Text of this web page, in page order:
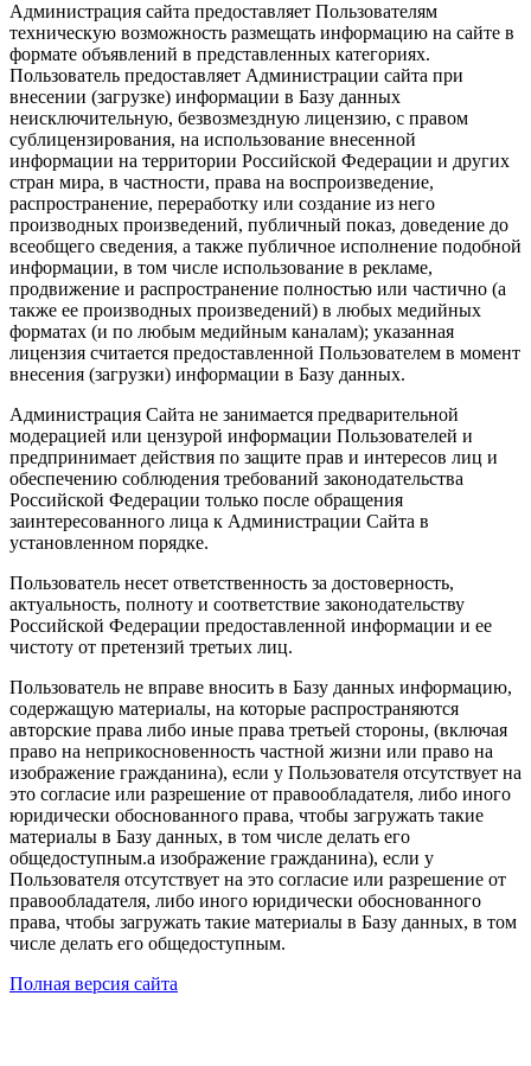
Администрация сайта предоставляет Пользователям
техническую возможность размещать информацию на сайте в
формате объявлений в представленных категориях.
Пользователь предоставляет Администрации сайта при
внесении (загрузке) информации в Базу данных
неисключительную, безвозмездную лицензию, с правом
сублицензирования, на использование внесенной
информации на территории Российской Федерации и других
стран мира, в частности, права на воспроизведение,
распространение, переработку или создание из него
производных произведений, публичный показ, доведение до
всеобщего сведения, а также публичное исполнение подобной
информации, в том числе использование в рекламе,
продвижение и распространение полностью или частично (а
также ее производных произведений) в любых медийных
форматах (и по любым медийным каналам); указанная
лицензия считается предоставленной Пользователем в момент
внесения (загрузки) информации в Базу данных.
Администрация Сайта не занимается предварительной
модерацией или цензурой информации Пользователей и
предпринимает действия по защите прав и интересов лиц и
обеспечению соблюдения требований законодательства
Российской Федерации только после обращения
заинтересованного лица к Администрации Сайта в
установленном порядке.
Пользователь несет ответственность за достоверность,
актуальность, полноту и соответствие законодательству
Российской Федерации предоставленной информации и ее
чистоту от претензий третьих лиц.
Пользователь не вправе вносить в Базу данных информацию,
содержащую материалы, на которые распространяются
авторские права либо иные права третьей стороны, (включая
право на неприкосновенность частной жизни или право на
изображение гражданина), если у Пользователя отсутствует на
это согласие или разрешение от правообладателя, либо иного
юридически обоснованного права, чтобы загружать такие
материалы в Базу данных, в том числе делать его
общедоступным.а изображение гражданина), если у
Пользователя отсутствует на это согласие или разрешение от
правообладателя, либо иного юридически обоснованного
права, чтобы загружать такие материалы в Базу данных, в том
числе делать его общедоступным.
Полная версия сайта